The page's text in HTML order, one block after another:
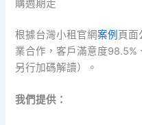
購週期走
根據台灣小租官網案例 頁面
業合作，客戶滿意度98.5%
另行加碼解讀）。
我們提供：